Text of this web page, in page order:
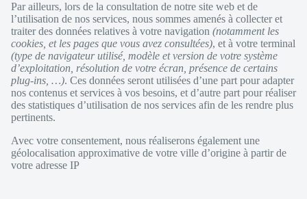
Par ailleurs, lors de la consultation de notre site web et de
l’utilisation de nos services, nous sommes amenés à collecter et
traiter des données relatives à votre navigation (notamment les
cookies, et les pages que vous avez consultées), et à votre terminal
(type de navigateur utilisé, modèle et version de votre système
d’exploitation, résolution de votre écran, présence de certains
plug-ins, …). Ces données seront utilisées d’une part pour adapter
nos contenus et services à vos besoins, et d’autre part pour réaliser
des statistiques d’utilisation de nos services afin de les rendre plus
pertinents.
Avec votre consentement, nous réaliserons également une
géolocalisation approximative de votre ville d’origine à partir de
votre adresse IP